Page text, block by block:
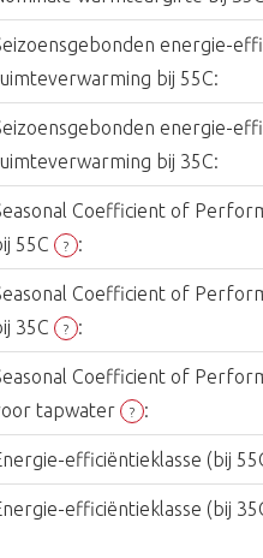
energie-
bij 55C:
energie-
bij 35C:
Coefficient of
55C
? :
Coefficient of
35C
? :
Coefficient of
tapwater
? :
efficiëntieklasse (bij
efficiëntieklasse (bij